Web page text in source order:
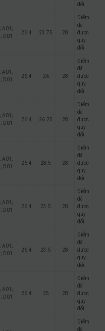
đổi
A01;
D01
26.4 23.75 28
Điểm
đã
được
quy
đổi
A01;
D01
26.4 26 28
Điểm
đã
được
quy
đổi
A01;
D01
26.4 26.25 28
Điểm
đã
được
quy
đổi
A01;
D01
26.4 28.5 28
Điểm
đã
được
quy
đổi
A01;
D01
26.4 23.5 28
Điểm
đã
được
quy
đổi
A01;
D01
26.4 23.5 28
Điểm
đã
được
quy
đổi
A01;
D01
26.4 25 28
Điểm
đã
được
quy
đổi
Điểm
đã